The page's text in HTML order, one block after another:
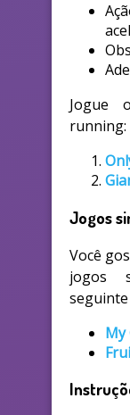
Jogue
running:
Jogos
Você
jogos
My